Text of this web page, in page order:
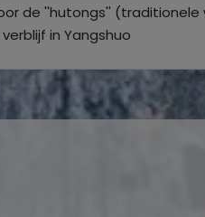
de ''hutongs'' (traditionele
in Yangshuo